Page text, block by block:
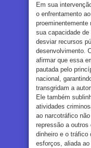
Em sua
o enfrentamento
proeminentemente
sua capacidade
desviar recursos
desenvolvimento.
afirmar que essa
pautada pelo
nacional,
transgridam a
Ele também
atividades
ao narcotráfico
repressão a
dinheiro e o tráfico
esforços, aliada